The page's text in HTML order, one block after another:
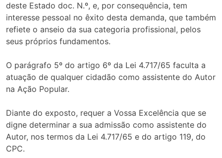
deste Estado doc. N.º, e, por consequência, tem
interesse pessoal no êxito desta demanda, que também
refiete o anseio da sua categoria profissional, pelos
seus próprios fundamentos.
O parágrafo 5º do artigo 6º da Lei 4.717/65 faculta a
atuação de qualquer cidadão como assistente do Autor
na Ação Popular.
Diante do exposto, requer a Vossa Excelência que se
digne determinar a sua admissão como assistente do
Autor, nos termos da Lei 4.717/65 e do artigo 119, do
CPC.